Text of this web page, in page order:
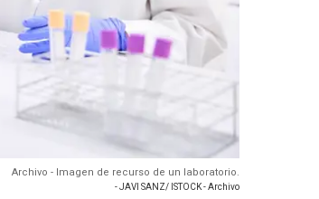
Archivo - Imagen de recurso de un laboratorio.
- JAVI SANZ/ ISTOCK - Archivo